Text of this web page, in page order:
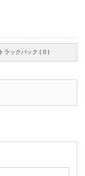
トラックバック ( 0 )